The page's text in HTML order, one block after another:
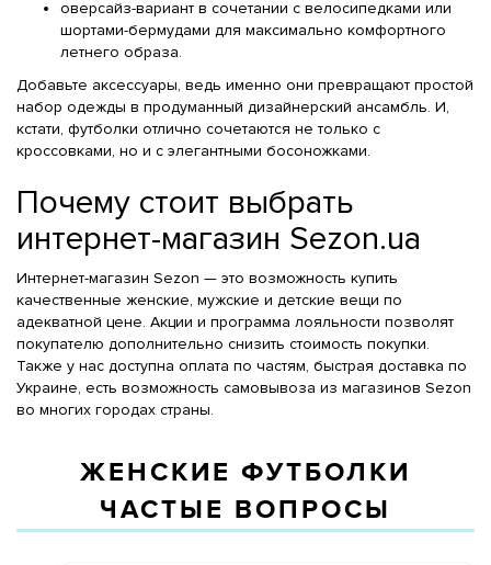
оверсайз-вариант в сочетании с велосипедками или
шортами-бермудами для максимально комфортного
летнего образа.
Добавьте аксессуары, ведь именно они превращают простой
набор одежды в продуманный дизайнерский ансамбль. И,
кстати, футболки отлично сочетаются не только с
кроссовками, но и с элегантными босоножками.
Почему стоит выбрать
интернет-магазин Sezon.ua
Интернет-магазин Sezon — это возможность купить
качественные женские, мужские и детские вещи по
адекватной цене. Акции и программа лояльности позволят
покупателю дополнительно снизить стоимость покупки.
Также у нас доступна оплата по частям, быстрая доставка по
Украине, есть возможность самовывоза из магазинов Sezon
во многих городах страны.
ЖЕНСКИЕ ФУТБОЛКИ
ЧАСТЫЕ ВОПРОСЫ